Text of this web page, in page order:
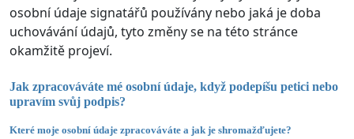
osobní údaje signatářů používány nebo jaká je doba
uchovávání údajů, tyto změny se na této stránce
okamžitě projeví.
Jak zpracováváte mé osobní údaje, když podepíšu petici nebo
upravím svůj podpis?
Které moje osobní údaje zpracováváte a jak je shromažďujete?